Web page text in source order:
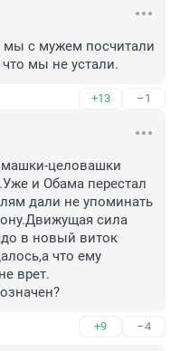
мы с мужем посчитали
мы не устали.
+13 –1
целовашки
и Обама перестал
дали не упоминать
сила
в новый виток
что ему
врет.
+9 –4